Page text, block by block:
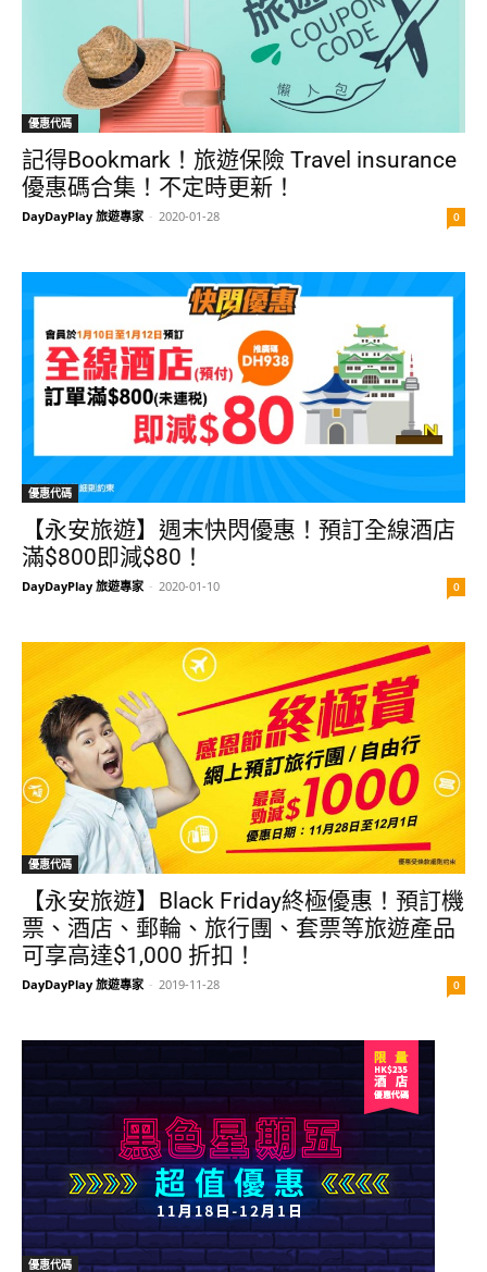
優惠代碼
記得Bookmark！旅遊保險 Travel insurance
優惠碼合集！不定時更新！
DayDayPlay 旅遊專家 - 2020-01-28 0
優惠代碼
【永安旅遊】週末快閃優惠！預訂全線酒店
滿$800即減$80！
DayDayPlay 旅遊專家 - 2020-01-10 0
優惠代碼
【永安旅遊】Black Friday終極優惠！預訂機
票、酒店、郵輪、旅行團、套票等旅遊產品
可享高達$1,000 折扣！
DayDayPlay 旅遊專家 - 2019-11-28 0
優惠代碼